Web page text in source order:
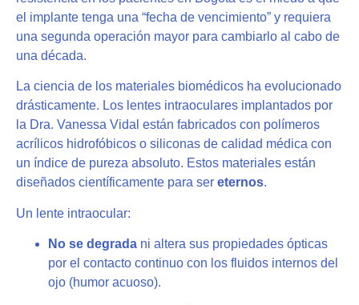
el implante tenga una “fecha de vencimiento” y requiera
una segunda operación mayor para cambiarlo al cabo de
una década.
La ciencia de los materiales biomédicos ha evolucionado
drásticamente. Los lentes intraoculares implantados por
la Dra. Vanessa Vidal están fabricados con polímeros
acrílicos hidrofóbicos o siliconas de calidad médica con
un índice de pureza absoluto. Estos materiales están
diseñados científicamente para ser eternos.
Un lente intraocular:
No se degrada ni altera sus propiedades ópticas
por el contacto continuo con los fluidos internos del
ojo (humor acuoso).